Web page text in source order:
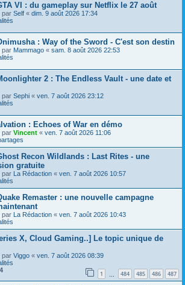
VI : du gameplay sur Netflix le 27 août
par Self « dim. 9 août 2026 17:34
: Way of the Sword - C'est son destin
par Mammago « sam. 8 août 2026 22:53
2 : The Endless Vault - une date et
par Sephi « ven. 7 août 2026 23:12
: Echoes of War en démo
par Vincent « ven. 7 août 2026 11:06
Recon Wildlands : Last Rites - une
gratuite
par La Rédaction « ven. 7 août 2026 10:57
Remaster : une nouvelle campagne
par La Rédaction « ven. 7 août 2026 10:43
X, Cloud Gaming..] Le topic unique de
par Viggo « ven. 7 août 2026 08:39
1 484 485 486 487